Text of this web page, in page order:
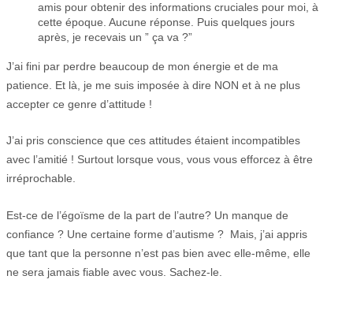
amis pour obtenir des informations cruciales pour moi, à
cette époque. Aucune réponse. Puis quelques jours
après, je recevais un ” ça va ?”
J’ai fini par perdre beaucoup de mon énergie et de ma
patience. Et là, je me suis imposée à dire NON et à ne plus
accepter ce genre d’attitude !
J’ai pris conscience que ces attitudes étaient incompatibles
avec l’amitié ! Surtout lorsque vous, vous vous efforcez à être
irréprochable.
Est-ce de l’égoïsme de la part de l’autre? Un manque de
confiance ? Une certaine forme d’autisme ? Mais, j’ai appris
que tant que la personne n’est pas bien avec elle-même, elle
ne sera jamais fiable avec vous. Sachez-le.